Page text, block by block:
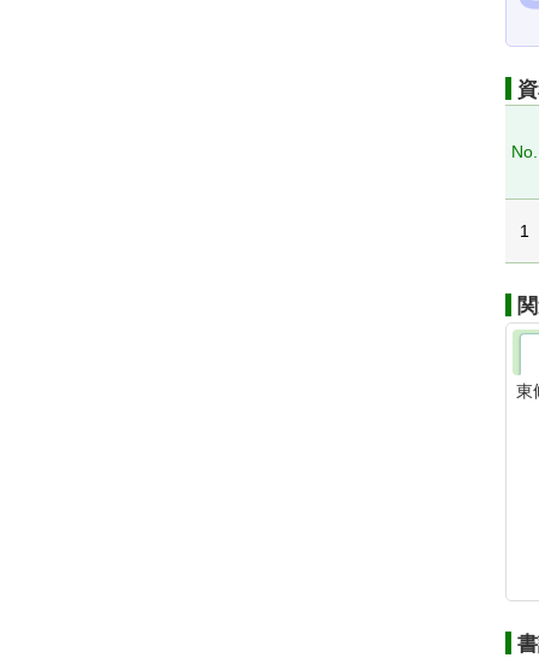
No.
1
東